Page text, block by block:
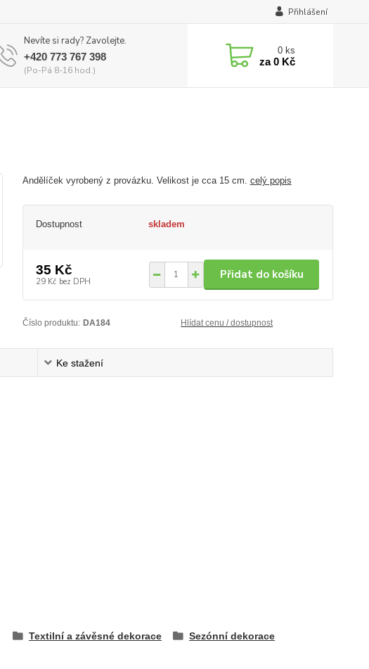
Přihlášení
Nevíte si rady? Zavolejte.
+420 773 767 398
(Po-Pá 8-16 hod.)
0 ks
za0 Kč
Andělíček vyrobený z provázku. Velikost je cca 15 cm. celý popis
Dostupnost skladem
35 Kč
29 Kč bez DPH
Přidat do košíku
Číslo produktu: DA184 Hlídat cenu / dostupnost
Ke stažení
Textilní a závěsné dekorace Sezónní dekorace